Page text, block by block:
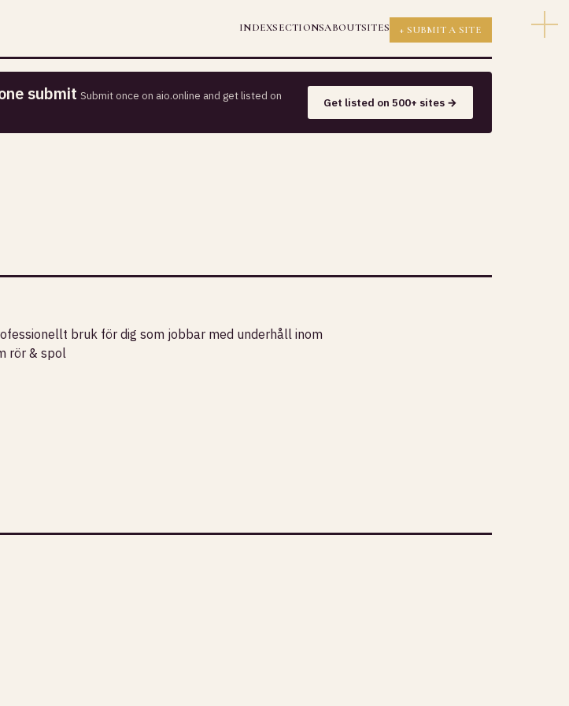
INDEXSECTIONSABOUTSITES + SUBMIT A SITE
submit Submit once on aio.online and get listed on
Get listed on 500+ sites →
bruk för dig som jobbar med underhåll inom
rör & spol